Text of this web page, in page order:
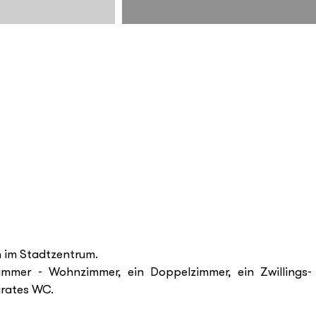
im Stadtzentrum.
- Wohnzimmer, ein Doppelzimmer, ein Zwillings-
WC.